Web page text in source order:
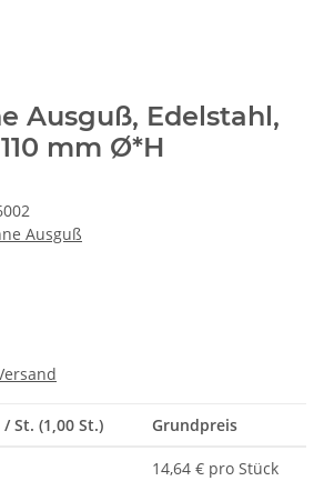
Ausguß, Edelstahl,
mm Ø*H
Ausguß
St. (1,00 St.) Grundpreis
14,64 € pro Stück